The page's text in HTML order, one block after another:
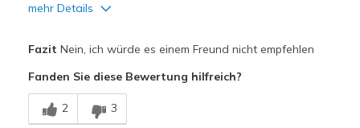
mehr Details
Nachteile
Need Break In
Fazit Nein, ich würde es einem Freund nicht empfehlen
Fanden Sie diese Bewertung hilfreich?
2 3